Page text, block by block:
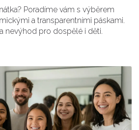
Poradíme vám s výběrem
a transparentními páskami.
nevýhod pro dospělé i děti.